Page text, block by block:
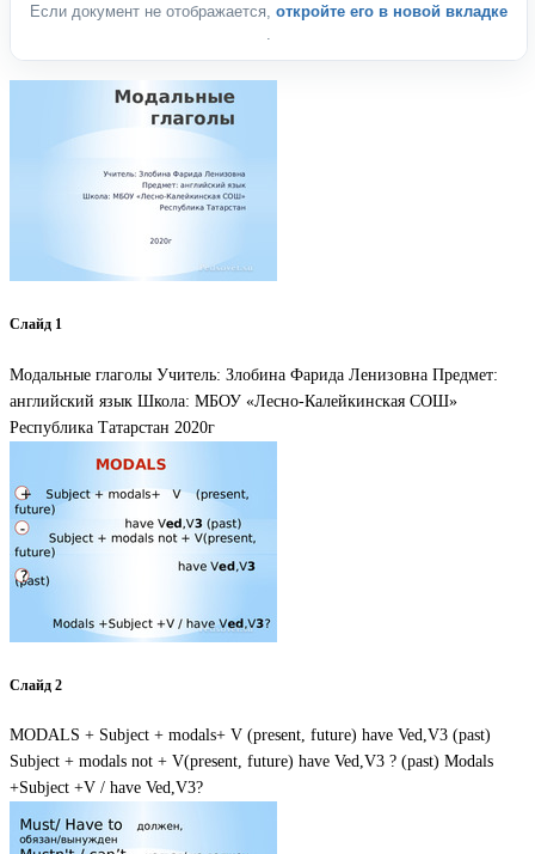
Если документ не отображается, откройте его в новой вкладке
Слайд 1
Модальные глаголы Учитель: Злобина Фарида Ленизовна Предмет:
английский язык Школа: МБОУ «Лесно-Калейкинская СОШ»
Республика Татарстан 2020г
Слайд 2
MODALS + Subject + modals+ V (present, future) have Ved,V3 (past)
Subject + modals not + V(present, future) have Ved,V3 ? (past) Modals
+Subject +V / have Ved,V3?